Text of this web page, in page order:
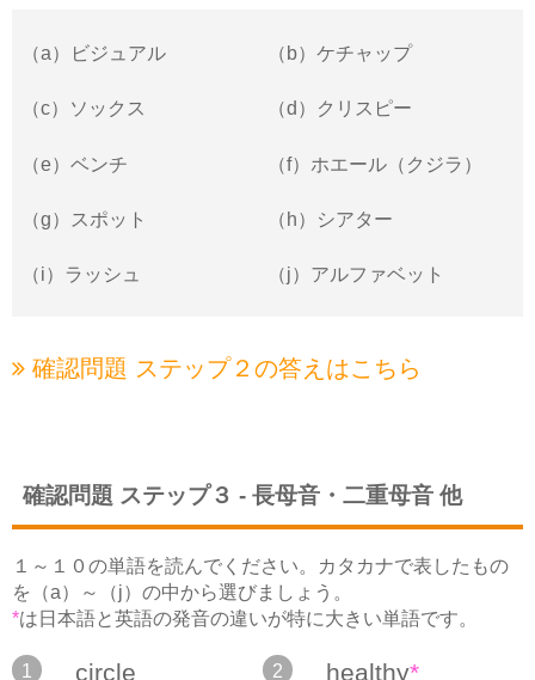
（a）ビジュアル （b）ケチャップ
（c）ソックス （d）クリスピー
（e）ベンチ （f）ホエール（クジラ）
（g）スポット （h）シアター
（i）ラッシュ （j）アルファベット
確認問題 ステップ２の答えはこちら
確認問題 ステップ３ - 長母音・二重母音 他
１～１０の単語を読んでください。カタカナで表したもの
を（a）～（j）の中から選びましょう。
*は日本語と英語の発音の違いが特に大きい単語です。
1 circle 2 healthy*